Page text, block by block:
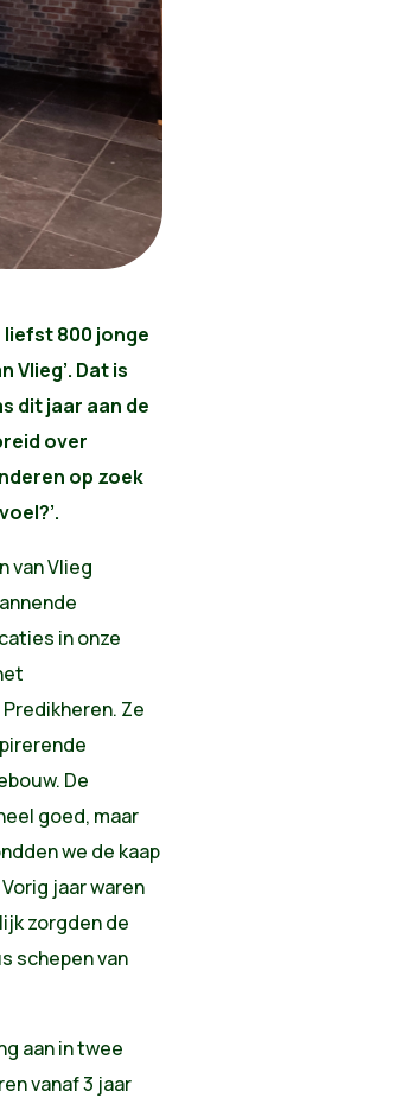
800 jonge
Dat is
dit jaar aan de
over
op zoek
van Vlieg
in onze
Ze
De
goed, maar
we de kaap
jaar waren
zorgden de
schepen van
aan in twee
vanaf 3 jaar